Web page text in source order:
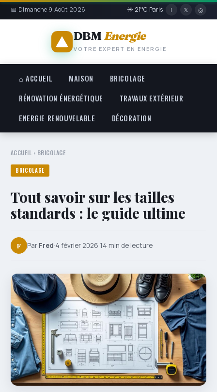
📅 Dimanche 9 Août 2026 ☀ 21°C Paris f 𝕏 ◎
DBMEnergie
VOTRE EXPERT EN ENERGIE
⌂ ACCUEIL MAISON
BRICOLAGE
RÉNOVATION ÉNERGÉTIQUE
TRAVAUX EXTÉRIEUR
ENERGIE RENOUVELABLE
DÉCORATION
ACCUEIL › BRICOLAGE
BRICOLAGE
Tout savoir sur les tailles
standards : le guide ultime
F Par Fred·4 février 2026·14 min de lecture